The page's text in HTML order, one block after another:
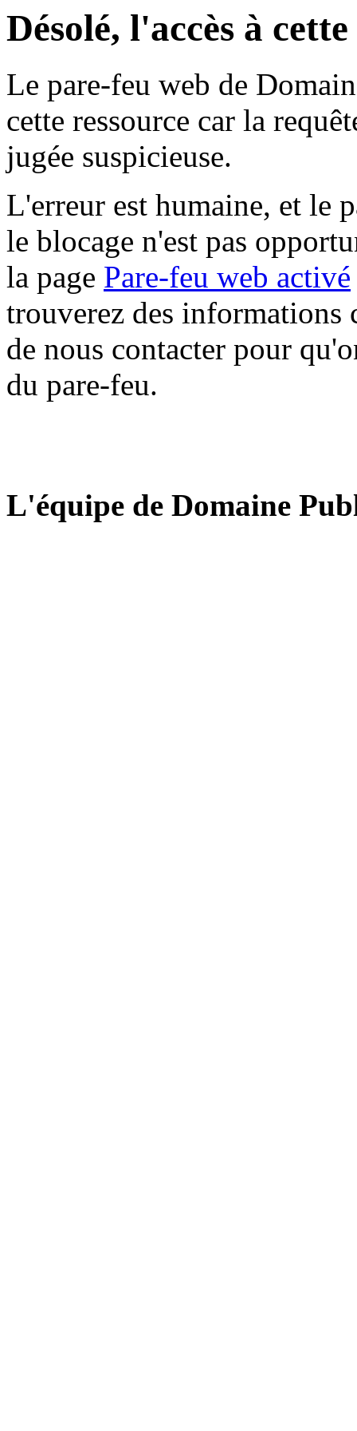
Désolé, l'accès à
Le pare-feu web de
cette ressource car la
jugée suspicieuse.
L'erreur est humaine, et le
le blocage n'est pas
la page Pare-feu web activé
trouverez des informations
de nous contacter pour
du pare-feu.
L'équipe de Domaine